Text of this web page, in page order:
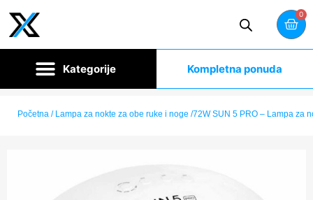
0
Kompletna ponuda
Početna / Lampa za nokte za obe ruke i noge /72W SUN 5 PRO – Lampa za